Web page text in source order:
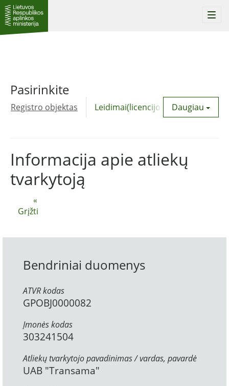
Pasirinkite
Registro objektas Leidimai(licencijos) Daugiau
«
Grįžti
Informacija apie atliekų
tvarkytoją
Bendriniai duomenys
ATVR kodas
GPOBJ0000082
Įmonės kodas
303241504
Atliekų tvarkytojo pavadinimas / vardas, pavardė
UAB "Transama"